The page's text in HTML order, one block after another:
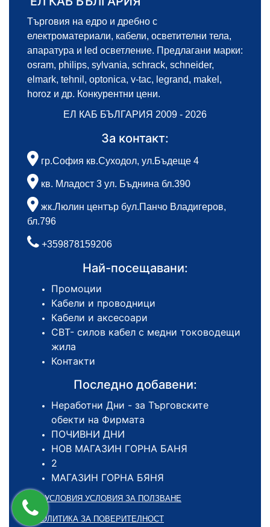
Търговия на едро и дребно с
електроматериали, кабели, осветителни тела,
апаратура и led осветление. Предлагани марки:
osram, philips, sylvania, schrack, schneider,
elmark, tehnil, optonica, v-tac, legrand, makel,
horoz и др. Конкурентни цени.
ЕЛ КАБ БЪЛГАРИЯ 2009 - 2026
За контакт:
гр.София кв.Суходол, ул.Бъдеще 4
кв. Младост 3 ул. Бъднина бл.390
жк.Люлин център бул.Панчо Владигеров,
бл.796
+359878159206
Най-посещавани:
Промоции
Кабели и проводници
Кабели и аксесоари
СВТ- силов кабел с медни тоководещи
жила
Контакти
Последно добавени:
Неработни Дни - за Търговските
обекти на Фирмата
ПОЧИВНИ ДНИ
НОВ МАГАЗИН ГОРНА БАНЯ
2
МАГАЗИН ГОРНА БЯНЯ
ОБЩИ УСЛОВИЯ УСЛОВИЯ ЗА ПОЛЗВАНЕ
ПОЛИТИКА ЗА ПОВЕРИТЕЛНОСТ